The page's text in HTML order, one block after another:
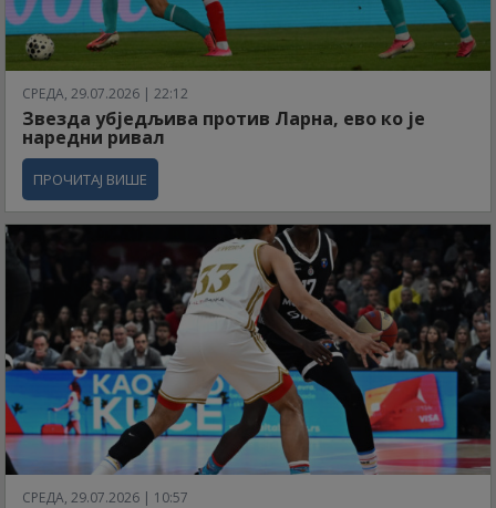
СРЕДА, 29.07.2026 | 22:12
Звезда убједљива против Ларна, ево ко је
наредни ривал
ПРОЧИТАЈ ВИШЕ
СРЕДА, 29.07.2026 | 10:57